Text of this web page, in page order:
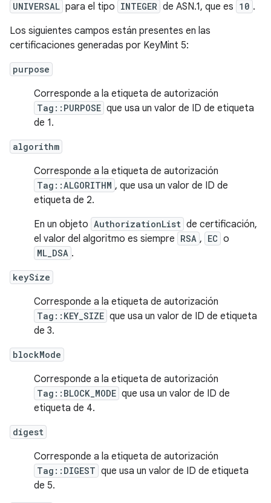
UNIVERSAL para el tipo INTEGER de ASN.1, que es 10 .
Los siguientes campos están presentes en las
certificaciones generadas por KeyMint 5:
purpose
Corresponde a la etiqueta de autorización
Tag::PURPOSE que usa un valor de ID de etiqueta
de 1.
algorithm
Corresponde a la etiqueta de autorización
Tag::ALGORITHM , que usa un valor de ID de
etiqueta de 2.
En un objeto AuthorizationList de certificación,
el valor del algoritmo es siempre RSA , EC o
ML_DSA .
keySize
Corresponde a la etiqueta de autorización
Tag::KEY_SIZE que usa un valor de ID de etiqueta
de 3.
blockMode
Corresponde a la etiqueta de autorización
Tag::BLOCK_MODE que usa un valor de ID de
etiqueta de 4.
digest
Corresponde a la etiqueta de autorización
Tag::DIGEST que usa un valor de ID de etiqueta
de 5.